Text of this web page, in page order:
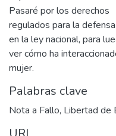
Pasaré por los derechos
regulados para la
en la ley nacional, para
ver cómo ha
mujer.
Palabras clave
Nota a Fallo, Libertad de